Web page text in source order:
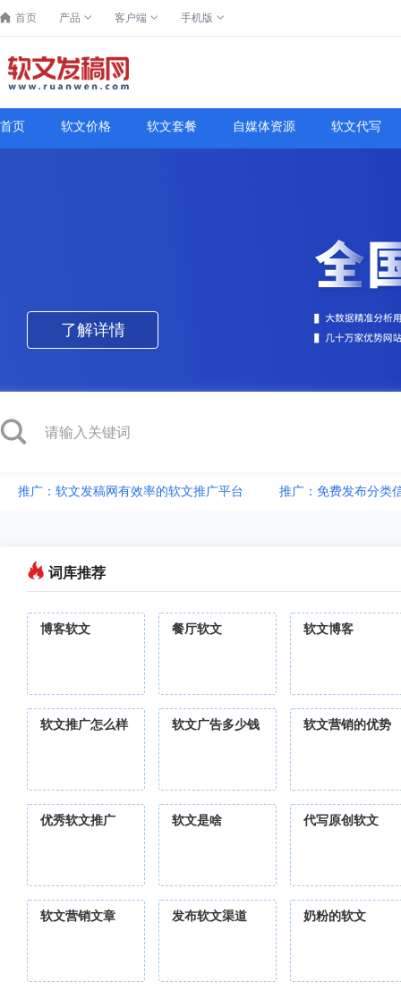
首页 产品 客户端 手机版
首页 软文价格 软文套餐 自媒体资源 软文代写
了解详情
推广：软文发稿网有效率的软文推广平台 推广：免费发布分类
词库推荐
博客软文 餐厅软文 软文博客
软文推广怎么样 软文广告多少钱 软文营销的优势
优秀软文推广 软文是啥 代写原创软文
软文营销文章 发布软文渠道 奶粉的软文